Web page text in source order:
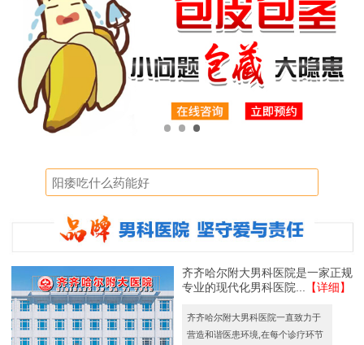
齐齐哈尔附大男科医院是一家正规
专业的现代化男科医院...
【详细】
齐齐哈尔附大男科医院一直致力于
营造和谐医患环境,在每个诊疗环节